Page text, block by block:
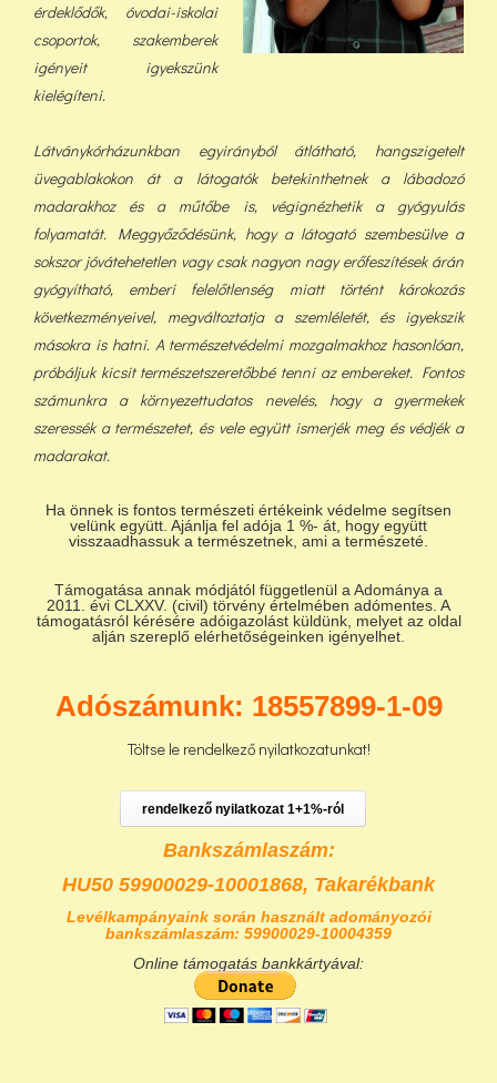
érdeklődők, óvodai-iskolai
csoportok, szakemberek
igényeit igyekszünk
kielégíteni.
Látványkórházunkban egyirányból átlátható, hangszigetelt
üvegablakokon át a látogatók betekinthetnek a lábadozó
madarakhoz és a műtőbe is, végignézhetik a gyógyulás
folyamatát. Meggyőződésünk, hogy a látogató szembesülve a
sokszor jóvátehetetlen vagy csak nagyon nagy erőfeszítések árán
gyógyítható, emberi felelőtlenség miatt történt károkozás
következményeivel, megváltoztatja a szemléletét, és igyekszik
másokra is hatni. A természetvédelmi mozgalmakhoz hasonlóan,
próbáljuk kicsit természetszeretőbbé tenni az embereket. Fontos
számunkra a környezettudatos nevelés, hogy a gyermekek
szeressék a természetet, és vele együtt ismerjék meg és védjék a
madarakat.
Ha önnek is fontos természeti értékeink védelme segítsen
velünk együtt. Ajánlja fel adója 1 %- át, hogy együtt
visszaadhassuk a természetnek, ami a természeté.
Támogatása annak módjától függetlenül a Adománya a
2011. évi CLXXV. (civil) törvény értelmében adómentes. A
támogatásról kérésére adóigazolást küldünk, melyet az oldal
alján szereplő elérhetőségeinken igényelhet.
Adószámunk: 18557899-1-09
Töltse le rendelkező nyilatkozatunkat!
rendelkező nyilatkozat 1+1%-ról
Bankszámlaszám:
HU50 59900029-10001868, Takarékbank
Levélkampányaink során használt adományozói
bankszámlaszám: 59900029-10004359
Online támogatás bankkártyával: